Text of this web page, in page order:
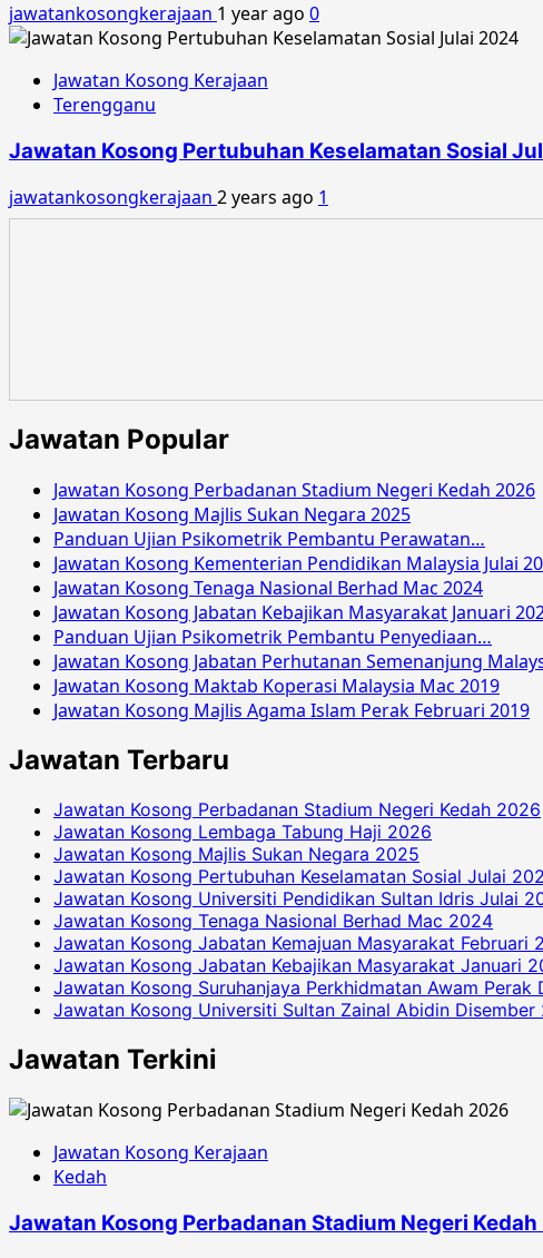
jawatankosongkerajaan 1 year ago 0
Jawatan Kosong Kerajaan
Terengganu
Jawatan Kosong Pertubuhan Keselamatan Sosial
jawatankosongkerajaan 2 years ago 1
Jawatan Popular
Jawatan Kosong Perbadanan Stadium Negeri Kedah 2026
Jawatan Kosong Majlis Sukan Negara 2025
Panduan Ujian Psikometrik Pembantu Perawatan…
Jawatan Kosong Kementerian Pendidikan Malaysia Julai
Jawatan Kosong Tenaga Nasional Berhad Mac 2024
Jawatan Kosong Jabatan Kebajikan Masyarakat Januari
Panduan Ujian Psikometrik Pembantu Penyediaan…
Jawatan Kosong Jabatan Perhutanan Semenanjung
Jawatan Kosong Maktab Koperasi Malaysia Mac 2019
Jawatan Kosong Majlis Agama Islam Perak Februari 2019
Jawatan Terbaru
Jawatan Kosong Perbadanan Stadium Negeri Kedah 2026
Jawatan Kosong Lembaga Tabung Haji 2026
Jawatan Kosong Majlis Sukan Negara 2025
Jawatan Kosong Pertubuhan Keselamatan Sosial Julai
Jawatan Kosong Universiti Pendidikan Sultan Idris Julai
Jawatan Kosong Tenaga Nasional Berhad Mac 2024
Jawatan Kosong Jabatan Kemajuan Masyarakat Februari
Jawatan Kosong Jabatan Kebajikan Masyarakat Januari
Jawatan Kosong Suruhanjaya Perkhidmatan Awam Perak
Jawatan Kosong Universiti Sultan Zainal Abidin Disember
Jawatan Terkini
Jawatan Kosong Kerajaan
Kedah
Jawatan Kosong Perbadanan Stadium Negeri